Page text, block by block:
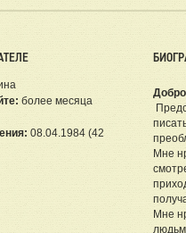
более месяца
08.04.1984 (42
Мне
Мне